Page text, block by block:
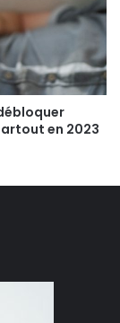
en 2023